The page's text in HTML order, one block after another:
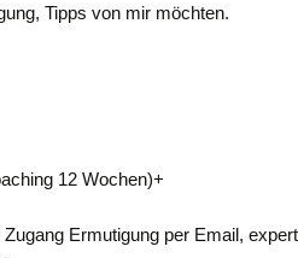
Tipps von mir möchten.
12 Wochen)+
Ermutigung per Email, expert